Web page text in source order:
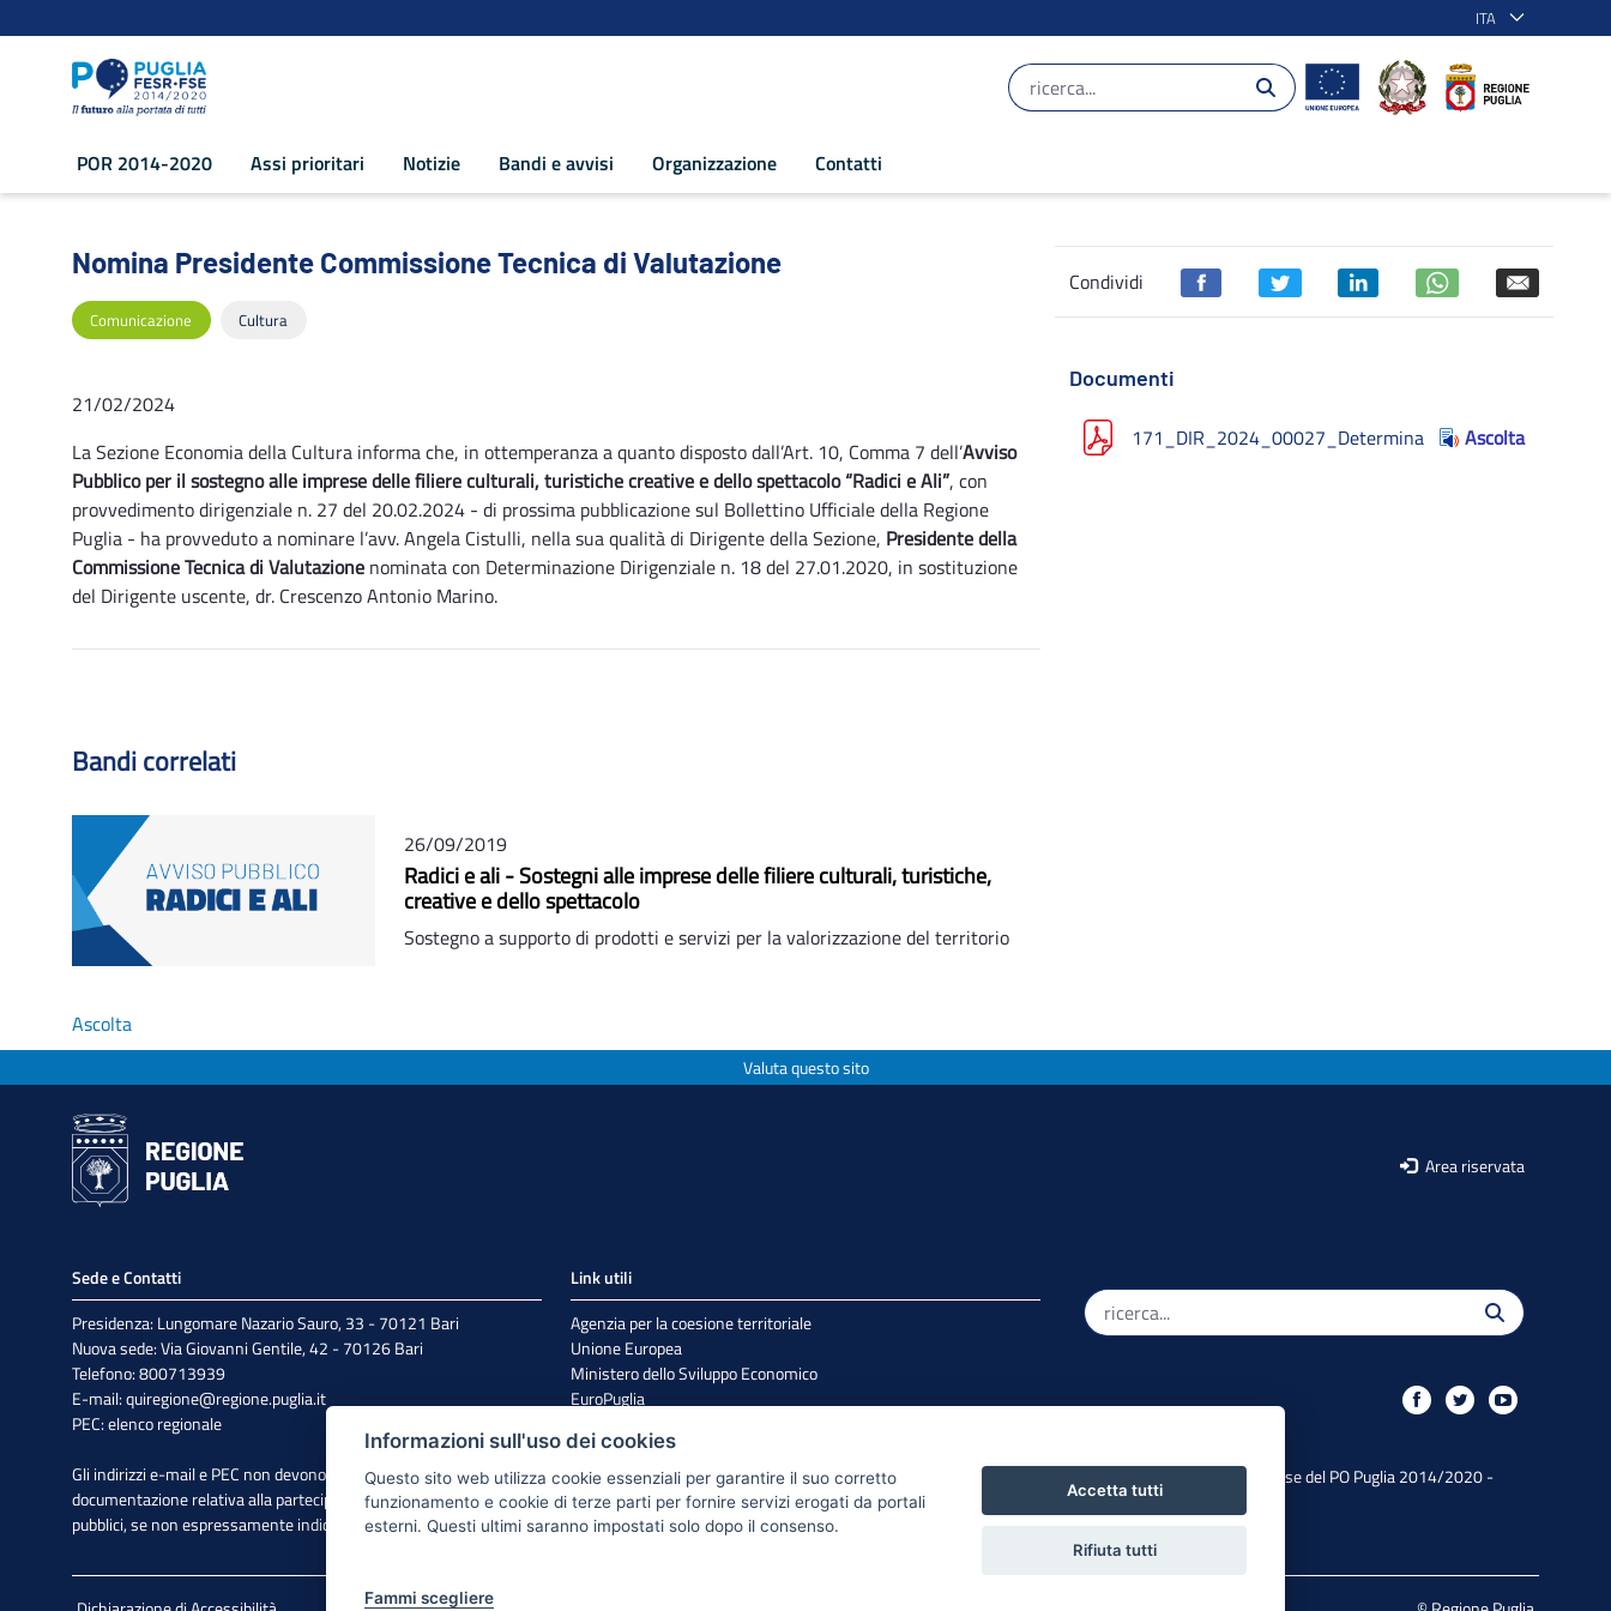
ITA
POR 2014-2020 Assi prioritari Notizie Bandi e avvisi Organizzazione Contatti
Nomina Presidente Commissione Tecnica di Valutazione - POR Puglia 2014-2020
Nomina Presidente Commissione Tecnica di Valutazione
Comunicazione Cultura
21/02/2024
La Sezione Economia della Cultura informa che, in ottemperanza a quanto disposto dall’Art. 10, Comma 7 dell’Avviso
Pubblico per il sostegno alle imprese delle filiere culturali, turistiche creative e dello spettacolo “Radici e Ali”, con
provvedimento dirigenziale n. 27 del 20.02.2024 - di prossima pubblicazione sul Bollettino Ufficiale della Regione
Puglia - ha provveduto a nominare l’avv. Angela Cistulli, nella sua qualità di Dirigente della Sezione, Presidente della
Commissione Tecnica di Valutazione nominata con Determinazione Dirigenziale n. 18 del 27.01.2020, in sostituzione
del Dirigente uscente, dr. Crescenzo Antonio Marino.
Condividi
Documenti
171_DIR_2024_00027_Determina Ascolta
Bandi correlati
26/09/2019
Radici e ali - Sostegni alle imprese delle filiere culturali, turistiche,
creative e dello spettacolo
Sostegno a supporto di prodotti e servizi per la valorizzazione del territorio
Ascolta
Valuta questo sito
Area riservata
Sede e Contatti
Presidenza: Lungomare Nazario Sauro, 33 - 70121 Bari
Nuova sede: Via Giovanni Gentile, 42 - 70126 Bari
Telefono: 800713939
E-mail:quiregione@regione.puglia.it
PEC:elenco regionale
Gli indirizzi e-mail e PEC non devono essere utilizzati per l'invio di
documentazione relativa alla partecipazione a bandi e avvisi
pubblici, se non espressamente indicato.
Link utili
Agenzia per la coesione territoriale
Unione Europea
Ministero dello Sviluppo Economico
EuroPuglia
Sistema Puglia
Iniziativa finanziata con risorse del PO Puglia 2014/2020 -
Asse XIII
Informazioni sull'uso dei cookies
Questo sito web utilizza cookie essenziali per garantire il suo corretto
funzionamento e cookie di terze parti per fornire servizi erogati da portali
esterni. Questi ultimi saranno impostati solo dopo il consenso.
Fammi scegliere
Accetta tutti
Rifiuta tutti